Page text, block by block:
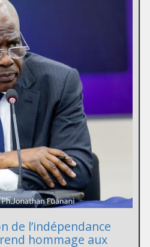
de l’indépendance
hommage aux